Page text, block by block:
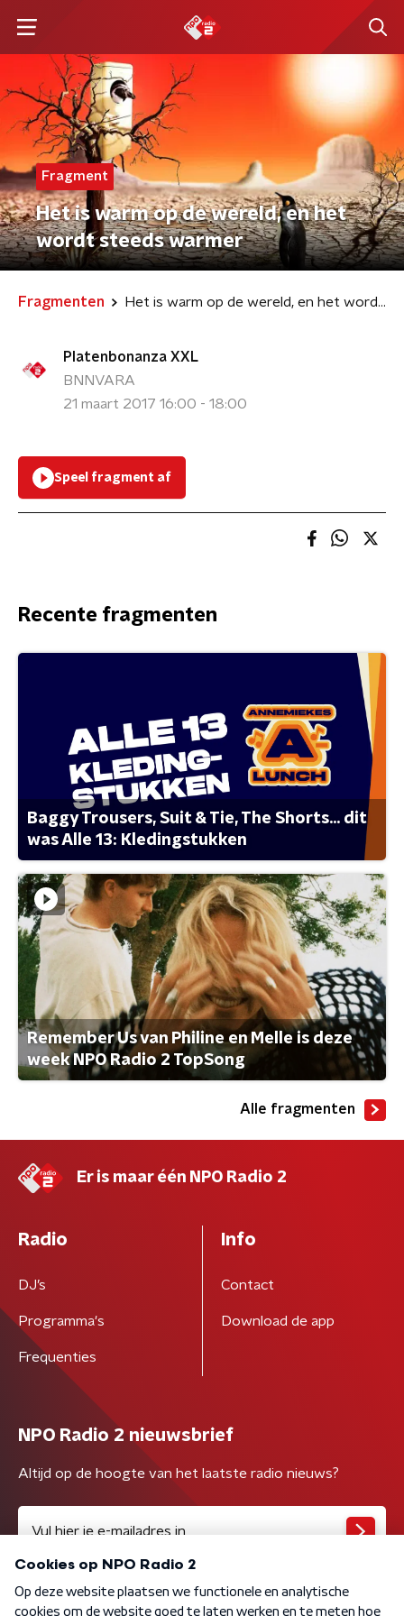
Fragment
Het is warm op de wereld, en het
wordt steeds warmer
Fragmenten Het is warm op de wereld, en het wordt steeds warmer
Platenbonanza XXL
BNNVARA
21 maart 2017 16:00 - 18:00
Speel fragment af
Recente fragmenten
Baggy Trousers, Suit & Tie, The Shorts... dit
was Alle 13: Kledingstukken
Remember Us van Philine en Melle is deze
week NPO Radio 2 TopSong
Alle fragmenten
Er is maar één NPO Radio 2
Radio
DJ’s
Programma's
Frequenties
Info
Contact
Download de app
NPO Radio 2 nieuwsbrief
Altijd op de hoogte van het laatste radio nieuws?